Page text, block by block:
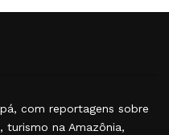
com reportagens sobre
na Amazônia,